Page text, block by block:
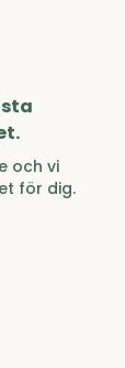
och vi
för dig.